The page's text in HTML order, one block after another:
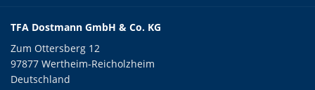
TFA Dostmann GmbH & Co. KG
Zum Ottersberg 12
97877 Wertheim-Reicholzheim
Deutschland